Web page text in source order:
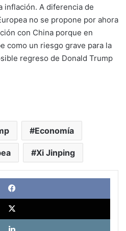
inflación. A diferencia de
no se propone por ahora
con China porque en
como un riesgo grave para la
regreso de Donald Trump
Economía
Xi Jinping
X